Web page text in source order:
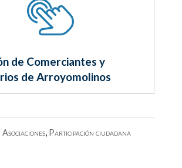
de Comerciantes y
de Arroyomolinos
Asociaciones, Participación ciudadana